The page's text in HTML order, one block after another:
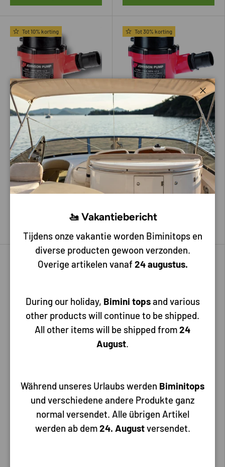
Tot 10% korting
Johnson
Johnson Bilgepomp L1600
1600 GPH 12V met
terugslagklep
Voeg toe aan mijn bestelling
Tot 30% korting
Johnson
L1600 Bilgepomp met
terugslagklep 24V
Voeg toe aan mijn bestelling
Uitverkocht
Pomp, type L750, 12 V, 73
l/min, 11/8 aansluiting
63,00
Tot 5% korting
1980 GPH 12V met
terugslagklep
185,00 194,85
🚤 Vakantiebericht
Tijdens onze vakantie worden Biminitops en
diverse producten gewoon verzonden.
Overige artikelen vanaf24 augustus.
During our holiday, Bimini topsand various
other products will continue to be shipped.
All other items will be shipped from24
August.
Während unseres Urlaubs werden Biminitops
und verschiedene andere Produkte ganz
normal versendet. Alle übrigen Artikel
werden ab dem24. Augustversendet.